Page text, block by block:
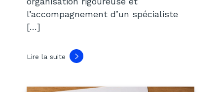
l’accompagnement d’un spécialiste
[…]
Lire la suite